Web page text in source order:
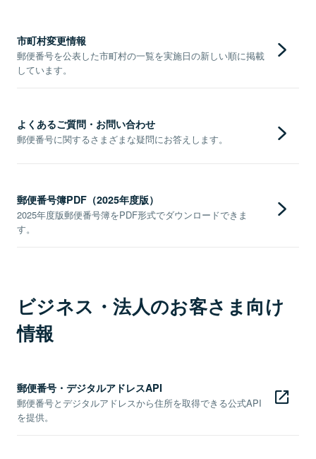
市町村変更情報
郵便番号を公表した市町村の一覧を実施日の新しい順に掲載
しています。
よくあるご質問・お問い合わせ
郵便番号に関するさまざまな疑問にお答えします。
郵便番号簿PDF（2025年度版）
2025年度版郵便番号簿をPDF形式でダウンロードできま
す。
ビジネス・法人のお客さま向け
情報
郵便番号・デジタルアドレスAPI
郵便番号とデジタルアドレスから住所を取得できる公式API
を提供。